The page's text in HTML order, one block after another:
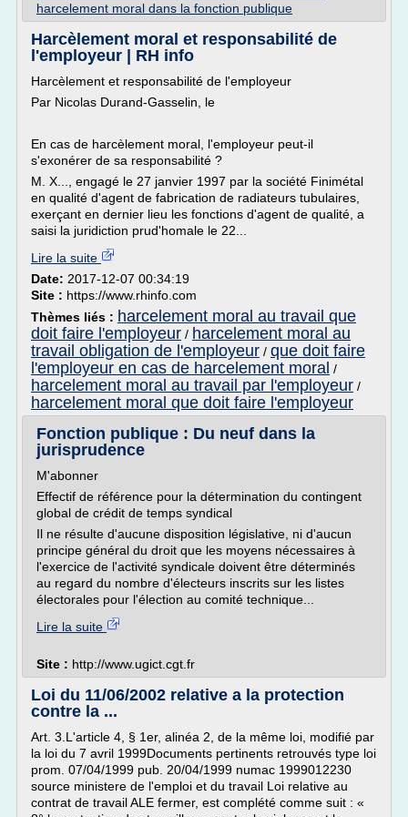
harcelement moral dans la fonction publique
Harcèlement moral et responsabilité de
l'employeur | RH info
Harcèlement et responsabilité de l'employeur
Par Nicolas Durand-Gasselin, le
En cas de harcèlement moral, l'employeur peut-il
s'exonérer de sa responsabilité ?
M. X..., engagé le 27 janvier 1997 par la société Finimétal
en qualité d'agent de fabrication de radiateurs tubulaires,
exerçant en dernier lieu les fonctions d'agent de qualité, a
saisi la juridiction prud'homale le 22...
Lire la suite
Date: 2017-12-07 00:34:19
Site : https://www.rhinfo.com
Thèmes liés : harcelement moral au travail que
doit faire l'employeur / harcelement moral au
travail obligation de l'employeur / que doit faire
l'employeur en cas de harcelement moral /
harcelement moral au travail par l'employeur /
harcelement moral que doit faire l'employeur
Fonction publique : Du neuf dans la
jurisprudence
M'abonner
Effectif de référence pour la détermination du contingent
global de crédit de temps syndical
Il ne résulte d'aucune disposition législative, ni d'aucun
principe général du droit que les moyens nécessaires à
l'exercice de l'activité syndicale doivent être déterminés
au regard du nombre d'électeurs inscrits sur les listes
électorales pour l'élection au comité technique...
Lire la suite
Site : http://www.ugict.cgt.fr
Loi du 11/06/2002 relative a la protection
contre la ...
Art. 3.L'article 4, § 1er, alinéa 2, de la même loi, modifié par
la loi du 7 avril 1999Documents pertinents retrouvés type loi
prom. 07/04/1999 pub. 20/04/1999 numac 1999012230
source ministere de l'emploi et du travail Loi relative au
contrat de travail ALE fermer, est complété comme suit : «